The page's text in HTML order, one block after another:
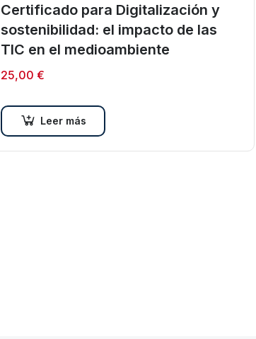
Certificado para Digitalización y
sostenibilidad: el impacto de las
TIC en el medioambiente
25,00 €
Leer más